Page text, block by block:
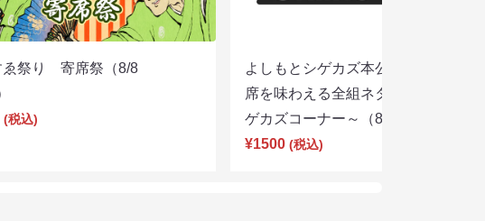
ゑ祭り 寄席祭（8/8
(税込)
よしもとシゲカズ本公演～本気の寄
席を味わえる全組ネタと大阪名物シ
ゲカズコーナー～（8/8 13:30）
¥1500 (税込)